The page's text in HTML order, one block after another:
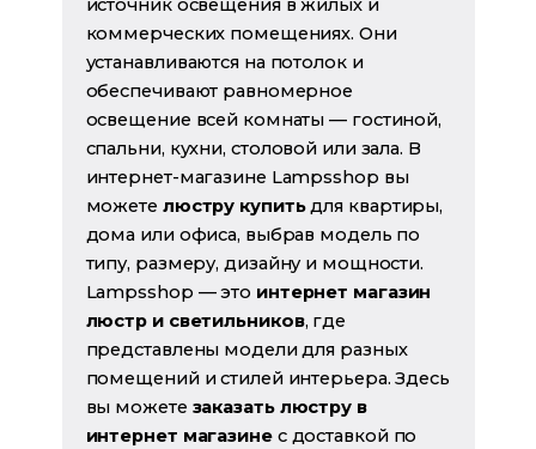
источник освещения в жилых и
коммерческих помещениях. Они
устанавливаются на потолок и
обеспечивают равномерное
освещение всей комнаты — гостиной,
спальни, кухни, столовой или зала. В
интернет-магазине Lampsshop вы
можете люстру купитьдля квартиры,
дома или офиса, выбрав модель по
типу, размеру, дизайну и мощности.
Lampsshop — это интернет магазин
люстр и светильников, где
представлены модели для разных
помещений и стилей интерьера. Здесь
вы можете заказать люстру в
интернет магазинес доставкой по